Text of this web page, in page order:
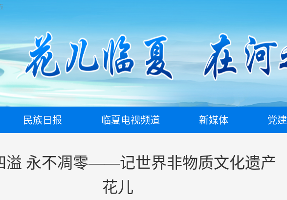
民族日报 临夏电视频道 新媒体 党建
溢 永不凋零——记世界非物质文化遗产
花儿